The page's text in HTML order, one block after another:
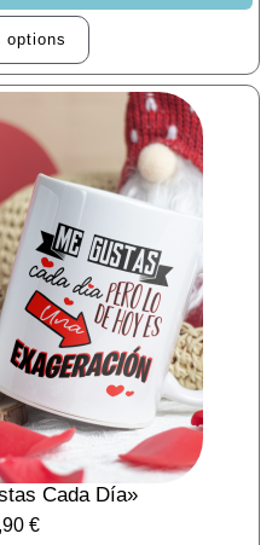
options
Cada Día»
€